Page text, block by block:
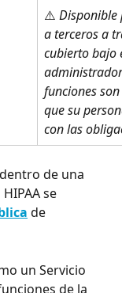
⚠️
a terceros a
cubierto bajo
funciones
que su
con las
de una
se
de
un Servicio
de la